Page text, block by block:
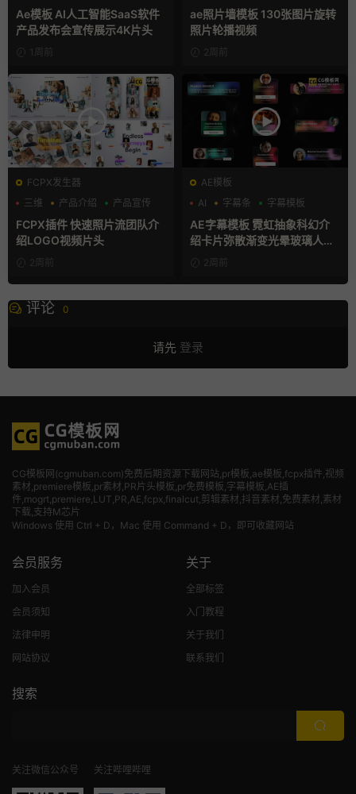
Ae模板 AI人工智能SaaS软件
产品发布会宣传展示4K片头
1周前
幻灯片
ae照片墙模板 130张图片旋转
照片轮播视频
2周前
FCPX发生器
三维
产品介绍 产品宣传
FCPX插件 快速照片流团队介
绍LOGO视频片头
2周前
AE模板
AI
字幕条 字幕模板
AE字幕模板 霓虹抽象科幻介
绍卡片弥散渐变光晕玻璃人名
2周前
评论 0
请先 登录
CG模板网(cgmuban.com)免费后期资源下载网站,pr模板,ae模板,fcpx插件,视频
素材 ,premiere模板,pr素材,PR片头模板,pr免费模板,字幕模板,AE插
件,mogrt,premiere,LUT,PR,AE,fcpx,finalcut,剪辑素材,抖音素材,免费素材,素材
下载,支持M芯片
Windows 使用 Ctrl + D，Mac 使用 Command + D，即可收藏网站
会员服务
加入会员
会员须知
法律申明
网站协议
关于
全部标签
入门教程
关于我们
联系我们
搜索
关注微信公众号 关注哔哩哔哩